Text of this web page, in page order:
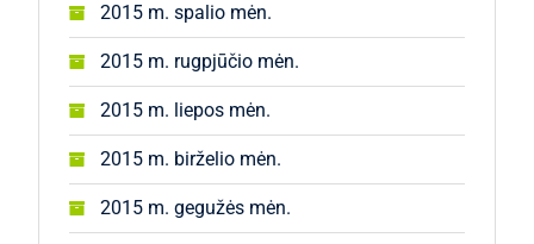
2015 m. spalio mėn.
2015 m. rugpjūčio mėn.
2015 m. liepos mėn.
2015 m. birželio mėn.
2015 m. gegužės mėn.